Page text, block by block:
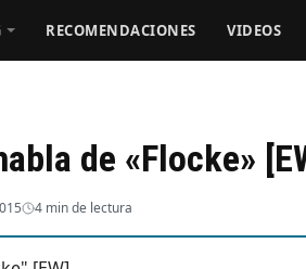
RECOMENDACIONES VIDEOS
de «Flocke»
4 min de lectura